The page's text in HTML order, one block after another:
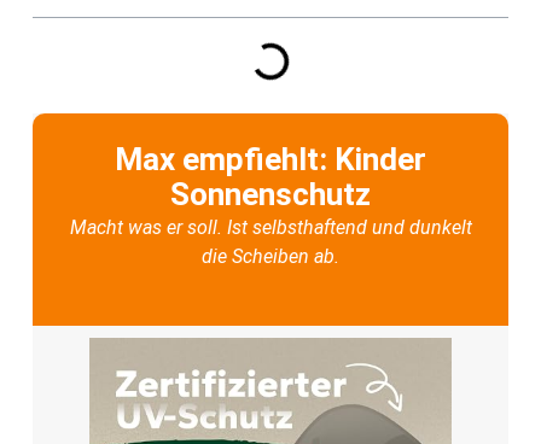
Max empfiehlt: Kinder
Sonnenschutz
Macht was er soll. Ist selbsthaftend und dunkelt
die Scheiben ab.